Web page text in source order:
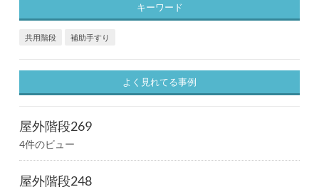
キーワード
共用階段 補助手すり
よく見れてる事例
屋外階段269
4件のビュー
屋外階段248